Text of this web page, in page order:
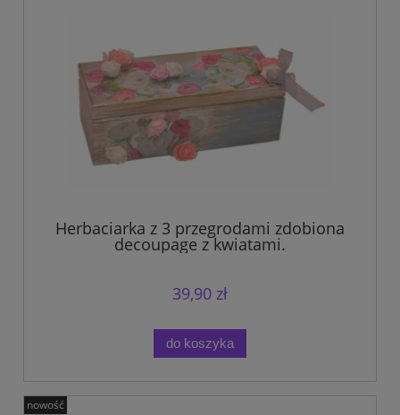
Herbaciarka z 3 przegrodami zdobiona
decoupage z kwiatami.
39,90 zł
do koszyka
nowość